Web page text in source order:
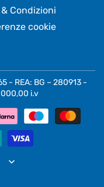
Condizioni
cookie
- REA: BG – 280913 -
i.v